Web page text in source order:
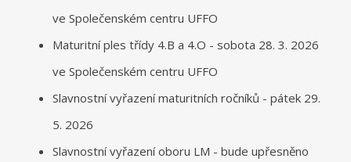
ve Společenském centru UFFO
Maturitní ples třídy 4.B a 4.O - sobota 28. 3. 2026
ve Společenském centru UFFO
Slavnostní vyřazení maturitních ročníků - pátek 29.
5. 2026
Slavnostní vyřazení oboru LM - bude upřesněno